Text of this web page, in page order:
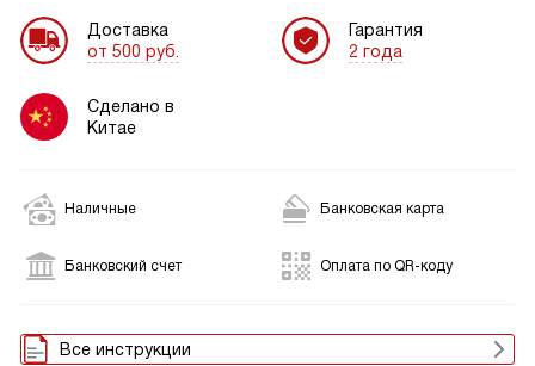
Доставка
от 500 руб.
Гарантия
2 года
Сделано в
Китае
Наличные Банковская карта
Банковский счет Оплата по QR-коду
Все инструкции